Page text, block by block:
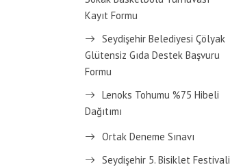
Kayıt Formu
Seydişehir Belediyesi Çölyak
Glütensiz Gıda Destek Başvuru
Formu
Lenoks Tohumu %75 Hibeli
Dağıtımı
Ortak Deneme Sınavı
Seydişehir 5. Bisiklet Festivali